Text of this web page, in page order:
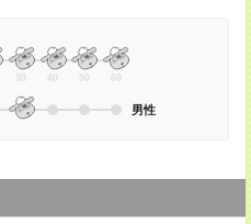
30 40 50 60
男性